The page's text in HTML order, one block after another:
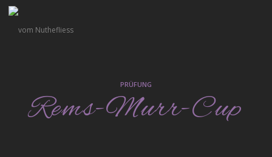
PRÜFUNG
Rems-Murr-Cup